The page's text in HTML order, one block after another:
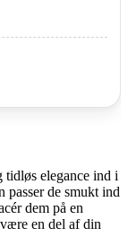
elegance ind i
passer de smukt ind
dem på en
en del af din